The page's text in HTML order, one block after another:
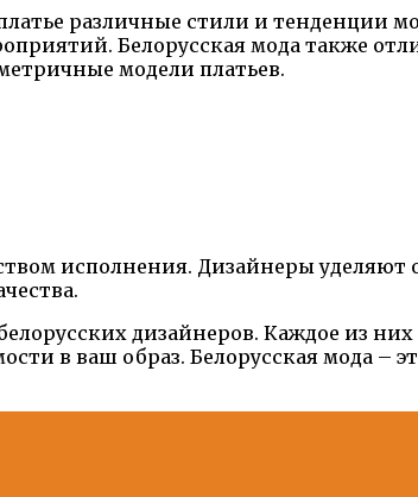
различные стили и тенденции
Белорусская мода также
модели платьев.
исполнения. Дизайнеры уделяют
дизайнеров. Каждое из
в ваш образ. Белорусская мода –